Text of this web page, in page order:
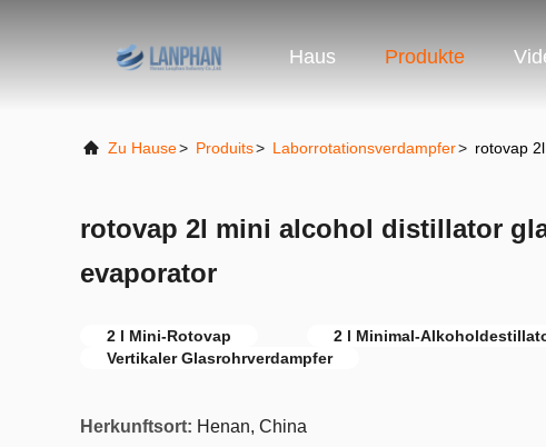
Haus Produkte
Zu Hause> Produits> Laborrotationsverdampfer> rotovap
rotovap 2l mini alcohol distillator
evaporator
2 l Mini-Rotovap
2 l Minimal-
Vertikaler Glasrohrverdampfer
Herkunftsort: Henan, China